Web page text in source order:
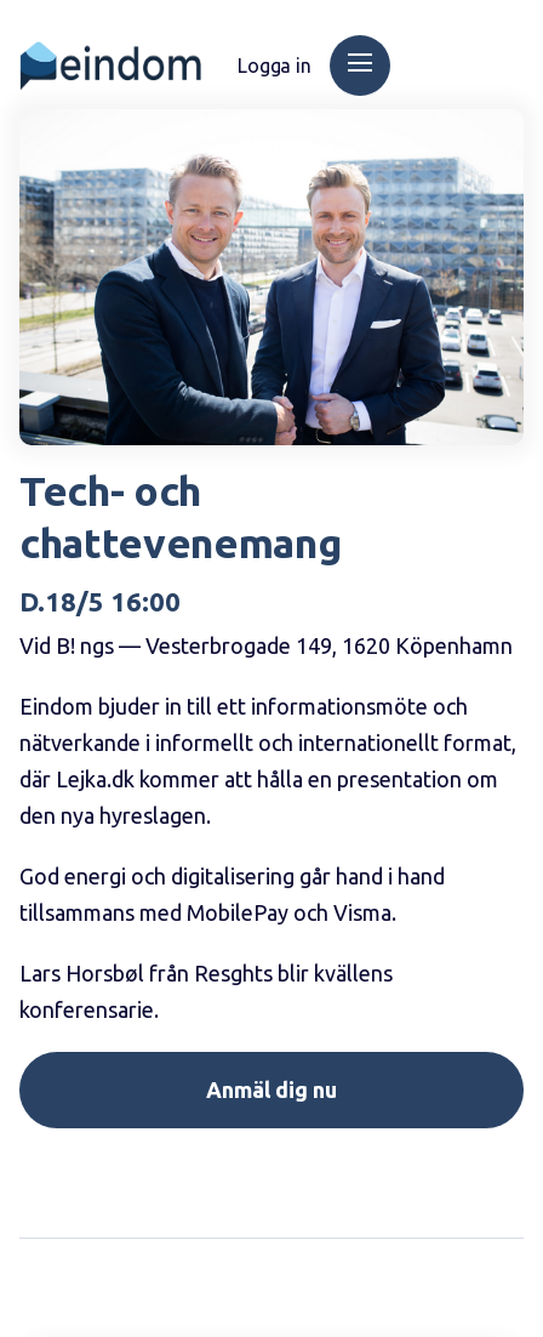
Logga in
Tech- och
chattevenemang
D.18/5 16:00
Vid B! ngs — Vesterbrogade 149, 1620 Köpenhamn
Eindom bjuder in till ett informationsmöte och
nätverkande i informellt och internationellt format,
där Lejka.dk kommer att hålla en presentation om
den nya hyreslagen.
God energi och digitalisering går hand i hand
tillsammans med MobilePay och Visma.
Lars Horsbøl från Resghts blir kvällens
konferensarie.
Anmäl dig nu